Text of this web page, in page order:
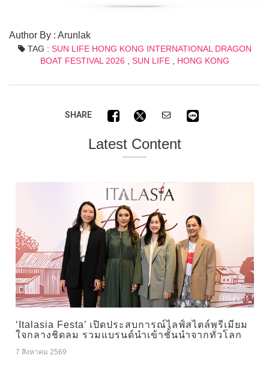
Author By : Arunlak
TAG : SUN LIFE HONG KONG INTERNATIONAL DRAGON
BOAT FESTIVAL 2026 , SUN LIFE, HONG KONG
SHARE
Latest Content
‘Italasia Festa’ เปิดประสบการณ์ไลฟ์สไตล์พรีเมียม
ใจกลางชิดลม รวมแบรนด์นำเข้าชั้นนำจากทั่วโลก
7 สิงหาคม 2569